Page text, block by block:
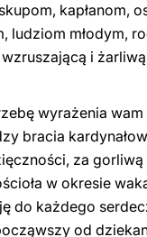
kapłanom,
ludziom młodym,
i
wyrażenia
bracia
za gorliwą
w okresie
do każdego
od